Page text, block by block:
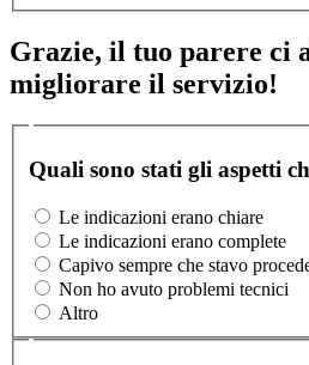
Grazie, il tuo parere ci
migliorare il servizio!
Quali sono stati gli aspetti
Le indicazioni erano chiare
Le indicazioni erano complete
Capivo sempre che stavo
Non ho avuto problemi tecnici
Altro